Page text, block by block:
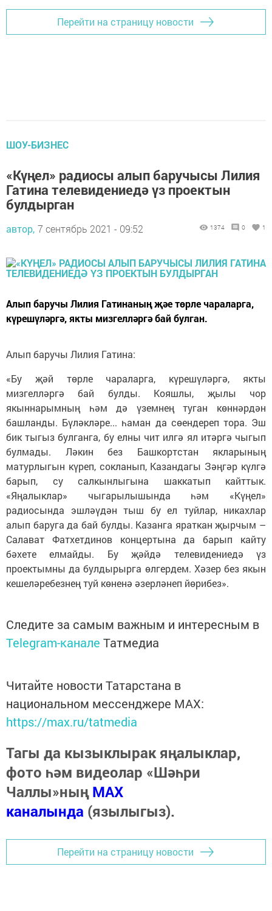
Перейти на страницу новости
ШОУ-БИЗНЕС
«Күңел» радиосы алып баручысы Лилия
Гатина телевидениедә үз проектын
булдырган
автор, 7 сентябрь 2021 - 09:52 1374 0 1
Алып баручы Лилия Гатинаның җәе төрле чараларга,
күрешүләргә, якты мизгелләргә бай булган.
Алып баручы Лилия Гатина:
«Бу җәй төрле чараларга, күрешүләргә, якты
мизгелләргә бай булды. Кояшлы, җылы чор
якыннарымның һәм дә үземнең туган көннәрдән
башланды. Бүләкләре... һаман да сөендереп тора. Эш
бик тыгыз булганга, бу елны чит илгә ял итәргә чыгып
булмады. Ләкин без Башкортстан якларының
матурлыгын күреп, сокланып, Казандагы Зәңгәр күлгә
барып, су салкынлыгына шаккатып кайттык.
«Яңалыклар» чыгарылышында һәм «Күңел»
радиосында эшләүдән тыш бу ел туйлар, никахлар
алып баруга да бай булды. Казанга яраткан җырчым –
Салават Фатхетдинов концертына да барып кайту
бәхете елмайды. Бу җәйдә телевидениедә үз
проектымны да булдырырга өлгердем. Хәзер без якын
кешеләребезнең туй көненә әзерләнеп йөрибез».
Следите за самым важным и интересным в
Telegram-канале Татмедиа
Читайте новости Татарстана в
национальном мессенджере MАХ:
https://max.ru/tatmedia
Тагы да кызыклырак яңалыклар,
фото һәм видеолар «Шәһри
Чаллы»ныңMAX
каналында (язылыгыз).
Перейти на страницу новости